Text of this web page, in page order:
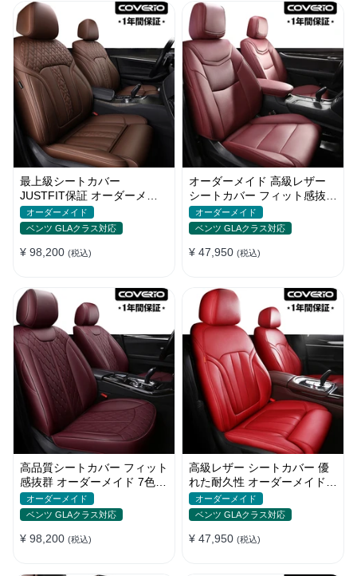
最上級シートカバー
JUSTFIT保証 オーダーメイ
ド 防水レザー 通気性 おしゃ
れ 全席セット
オーダーメイド
ベンツ GLAクラス対応
¥ 98,200 (税込)
オーダーメイド 高級レザー
シートカバー フィット感抜群
防水防汚 おしゃれ 全席セッ
ト
オーダーメイド
ベンツ GLAクラス対応
¥ 47,950 (税込)
高品質シートカバー フィット
感抜群 オーダーメイド 7色レ
ザー 防水 軽/普自動車 SUV
オーダーメイド
ベンツ GLAクラス対応
¥ 98,200 (税込)
高級レザー シートカバー 優
れた耐久性 オーダーメイド
フィット感 防汚防水 おしゃ
れ
オーダーメイド
ベンツ GLAクラス対応
¥ 47,950 (税込)